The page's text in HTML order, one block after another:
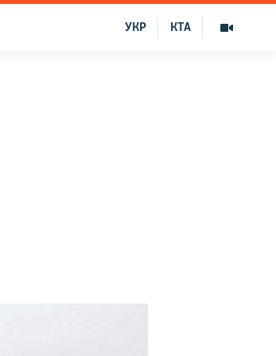
КТА
УКР